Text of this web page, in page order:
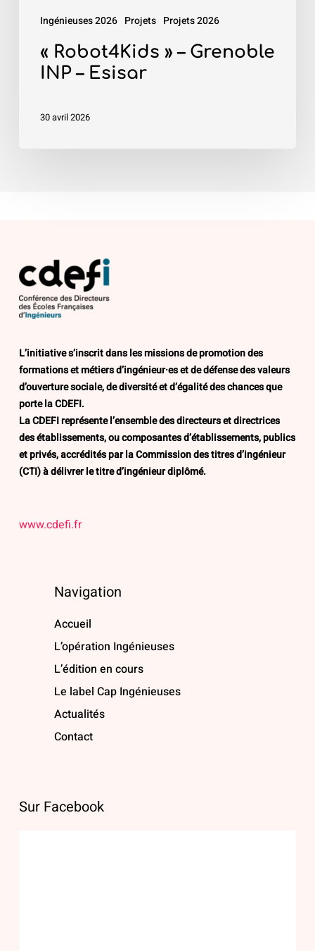
Ingénieuses 2026 Projets Projets 2026
« Robot4Kids » – Grenoble
INP – Esisar
30 avril 2026
L’initiative s’inscrit dans les missions de promotion des
formations et métiers d’ingénieur·es et de défense des valeurs
d’ouverture sociale, de diversité et d’égalité des chances que
porte la CDEFI.
La CDEFI représente l’ensemble des directeurs et directrices
des établissements, ou composantes d’établissements, publics
et privés, accrédités par la Commission des titres d’ingénieur
(CTI) à délivrer le titre d’ingénieur diplômé.
www.cdefi.fr
Navigation
Accueil
L’opération Ingénieuses
L’édition en cours
Le label Cap Ingénieuses
Actualités
Contact
Sur Facebook